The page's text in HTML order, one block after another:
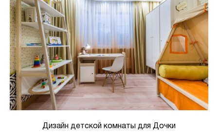
Дизайн детской комнаты для Дочки